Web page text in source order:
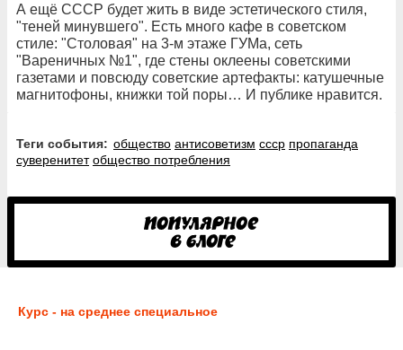
А ещё СССР будет жить в виде эстетического стиля,
"теней минувшего". Есть много кафе в советском
стиле: "Столовая" на 3-м этаже ГУМа, сеть
"Вареничных №1", где стены оклеены советскими
газетами и повсюду советские артефакты: катушечные
магнитофоны, книжки той поры… И публике нравится.
Теги события: общество антисоветизм ссср пропаганда
суверенитет общество потребления
Курс - на среднее специальное